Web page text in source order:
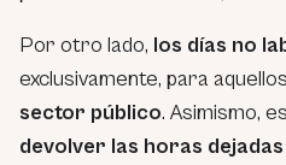
Por otro lado, los días no
exclusivamente, para
sector público. Asimismo,
devolver las horas